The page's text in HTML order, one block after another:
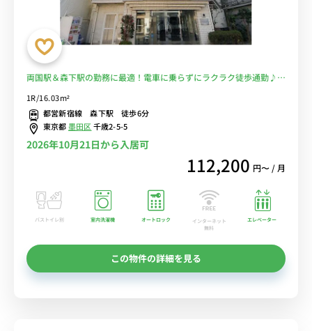
両国駅＆森下駅の勤務に最適！電車に乗らずにラクラク徒歩通勤♪ス
1R/16.03m²
都営新宿線 森下駅 徒歩6分
東京都墨田区千歳2-5-5
2026年10月21日から入居可
112,200 円〜 / 月
バストイレ別 室内洗濯機 オートロック
インターネット
無料
エレベーター
この物件の詳細を見る